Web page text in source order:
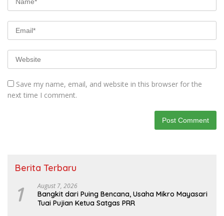
Save my name, email, and website in this browser for the
next time I comment.
Berita Terbaru
1 August 7, 2026
Bangkit dari Puing Bencana, Usaha Mikro Mayasari
Tuai Pujian Ketua Satgas PRR